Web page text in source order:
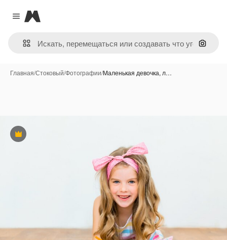
Close menu
Magnific
Поиск
Главная/Стоковый/Фотографии/Маленькая девочка, л…
Премиум